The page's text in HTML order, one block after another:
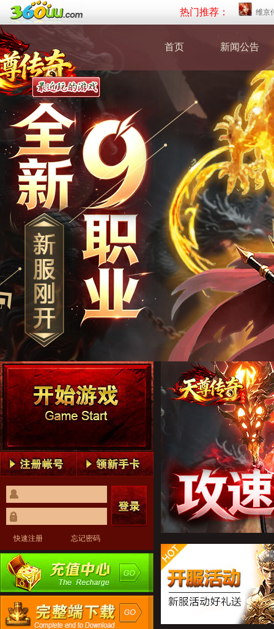
热门推荐： 维京
首页 新闻公告
快速注册 忘记密码
天尊传奇1
天尊传奇1
天尊传奇2
天尊传奇2
天尊传奇3
天尊传奇3
天尊传奇4
天尊传奇4
天尊传奇5
天尊传奇5